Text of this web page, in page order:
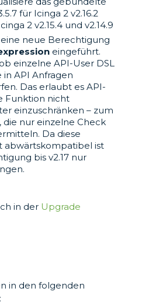
für Icinga 2 v2.16.2
2 v2.15.4 und v2.14.9
neue Berechtigung
eingeführt.
einzelne API-User DSL
in API Anfragen
Das erlaubt es API-
Funktion nicht
einzuschränken – zum
die nur einzelne Check
Da diese
abwärtskompatibel ist
bis v2.17 nur
in der Upgrade
in den folgenden